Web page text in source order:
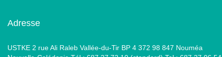
Adresse
USTKE 2 rue Ali Raleb Vallée-du-Tir BP 4 372 98 847 Nouméa